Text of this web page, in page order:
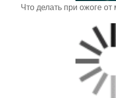
Что делать при ожоге